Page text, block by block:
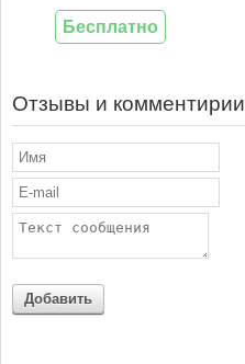
Бесплатно
Отзывы и комментирии
Добавить